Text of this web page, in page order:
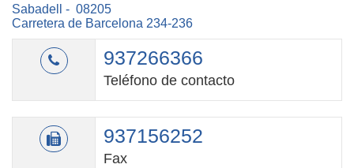
Sabadell - 08205
Carretera de Barcelona 234-236
937266366
Teléfono de contacto
937156252
Fax